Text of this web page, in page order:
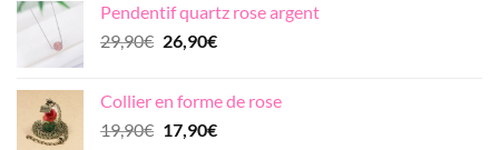
était :
24,90€.
est :
19,90€.
Pendentif quartz rose argent
29,90€ Le
était :
29,90€.
26,90€Le
est :
26,90€.
Collier en forme de rose
19,90€ Le
17,90€Le